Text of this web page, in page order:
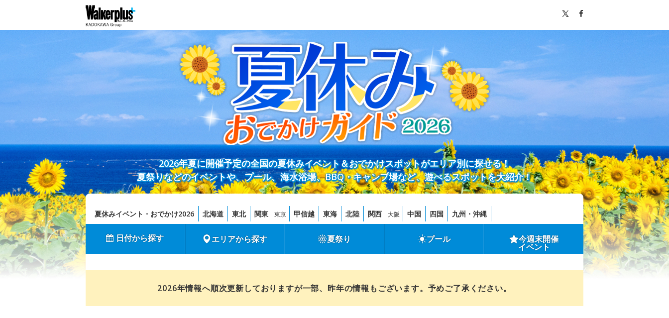
2026年夏に開催予定の全国の夏休みイベント＆おでかけスポットがエリア別に探せる！
夏祭りなどのイベントや、プール、海水浴場、BBQ・キャンプ場など、遊べるスポットを大紹介！
夏休みイベント・おでかけ2026 北海道 東北 関東 東京 甲信越 東海 北陸 関西 大阪 中国 四国 九州・沖縄
日付から探す エリアから探す 夏祭り プール 今週末開催
イベント
2026年情報へ順次更新しておりますが一部、昨年の情報もございます。予めご了承ください。